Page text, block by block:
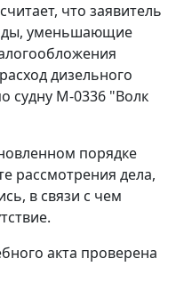
что заявитель
уменьшающие
дизельного
судну М-0336 "Волк
порядке
рассмотрения дела,
в связи с чем
акта проверена